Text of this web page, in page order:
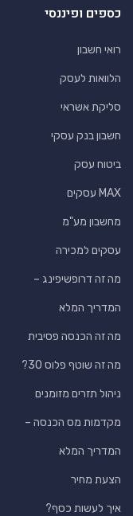
כספים ופיננסי
רואי חשבון
הלוואות לעסק
סליקת אשראי
חשבון בנק עסקי
ביטוח עסק
MAX עסקים
מחשבון מע"מ
עסקים למכירה
מה זה דרופשיפינג –
המדריך המלא
מה זה הכנסה פסיבית
מה זה שוטף פלוס 30?
ניהול תזרים מזומנים
מקדמות מס הכנסה –
המדריך המלא
הצעת מחיר
איך לעשות כסף?